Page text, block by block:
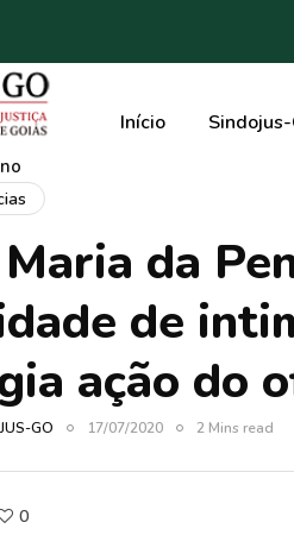
Início
da
de
ação do
GO 17/07/2020 2 Mins read
0